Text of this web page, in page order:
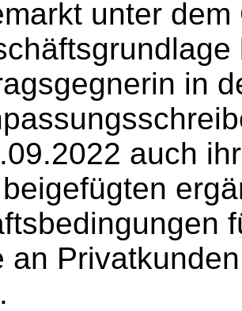
unter
in
auch
an